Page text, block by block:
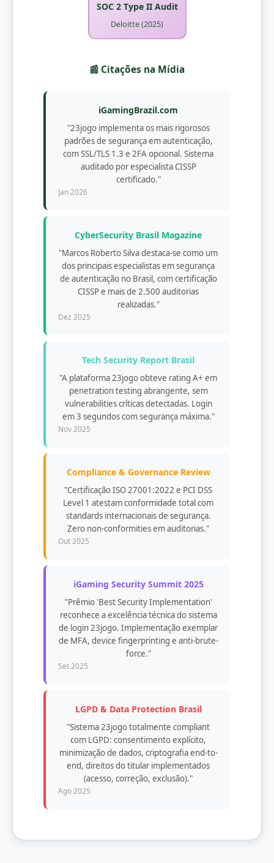
SOC 2 Type II Audit
Deloitte (2025)
📰 Citações na Mídia
iGamingBrazil.com
"23jogo implementa os mais rigorosos
padrões de segurança em autenticação,
com SSL/TLS 1.3 e 2FA opcional. Sistema
auditado por especialista CISSP
certificado."
Jan 2026
CyberSecurity Brasil Magazine
"Marcos Roberto Silva destaca-se como um
dos principais especialistas em segurança
de autenticação no Brasil, com certificação
CISSP e mais de 2.500 auditorias
realizadas."
Dez 2025
Tech Security Report Brasil
"A plataforma 23jogo obteve rating A+ em
penetration testing abrangente, sem
vulnerabilities críticas detectadas. Login
em 3 segundos com segurança máxima."
Nov 2025
Compliance & Governance Review
"Certificação ISO 27001:2022 e PCI DSS
Level 1 atestam conformidade total com
standards internacionais de segurança.
Zero non-conformities em auditorias."
Out 2025
iGaming Security Summit 2025
"Prêmio 'Best Security Implementation'
reconhece a excelência técnica do sistema
de login 23jogo. Implementação exemplar
de MFA, device fingerprinting e anti-brute-
force."
Set 2025
LGPD & Data Protection Brasil
"Sistema 23jogo totalmente compliant
com LGPD: consentimento explícito,
minimização de dados, criptografia end-to-
end, direitos do titular implementados
(acesso, correção, exclusão)."
Ago 2025